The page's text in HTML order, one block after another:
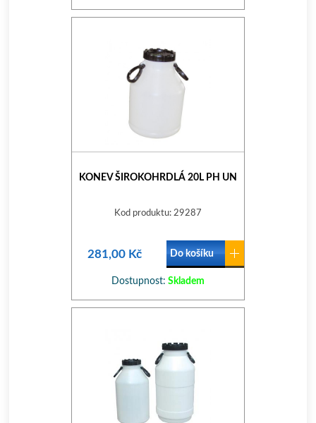
KONEV ŠIROKOHRDLÁ 20L PH UN
Kod produktu: 29287
281,00 Kč Do košíku
Dostupnost: Skladem